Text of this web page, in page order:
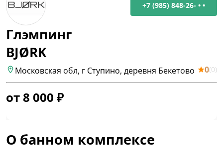
+7 (985) 848-26- • •
Глэмпинг
BJØRK
Московская обл, г Ступино, деревня Бекетово 0(0)
от8 000 ₽
О банном комплексе